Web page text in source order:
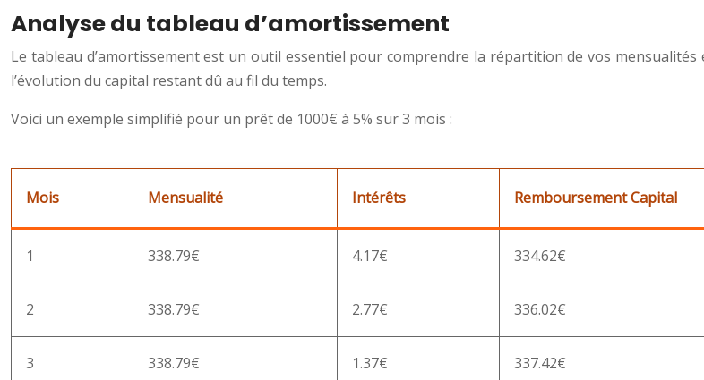
Analyse du tableau d’amortissement
Le tableau d’amortissement est un outil essentiel pour comprendre la répartition de vos
l’évolution du capital restant dû au fil du temps.
Voici un exemple simplifié pour un prêt de 1000€ à 5% sur 3 mois :
Mois Mensualité Intérêts Remboursement Capital
1 338.79€ 4.17€ 334.62€
2 338.79€ 2.77€ 336.02€
3 338.79€ 1.37€ 337.42€